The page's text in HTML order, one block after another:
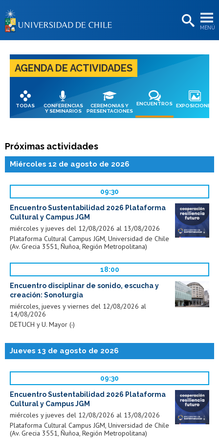
MENÚ
BIBLIOTECAS
Postulantes
Estudiantes
Académicas/os
Egresadas/os
AGENDA DE ACTIVIDADES
TODAS
CONFERENCIAS
Y SEMINARIOS
CEREMONIAS Y
PRESENTACIONES
ENCUENTROS EXPOSICIONES
Próximas actividades
Miércoles 12 de agosto de 2026
09:30
Encuentro Sustentabilidad 2026 Plataforma
Cultural y Campus JGM
miércoles y jueves del 12/08/2026 al 13/08/2026
Plataforma Cultural Campus JGM, Universidad de Chile
(Av. Grecia 3551, Ñuñoa, Región Metropolitana)
18:00
Encuentro disciplinar de sonido, escucha y
creación: Sonoturgia
miércoles, jueves y viernes del 12/08/2026 al
14/08/2026
DETUCH y U. Mayor (-)
Jueves 13 de agosto de 2026
09:30
Encuentro Sustentabilidad 2026 Plataforma
Cultural y Campus JGM
miércoles y jueves del 12/08/2026 al 13/08/2026
Plataforma Cultural Campus JGM, Universidad de Chile
(Av. Grecia 3551, Ñuñoa, Región Metropolitana)